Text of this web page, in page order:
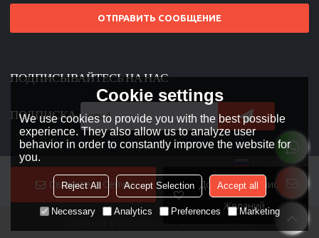
Свяжитесь Сейчас
Добавить В Список
Желаний
ОТПРАВИТЬ СООБЩЕНИЕ
ПОДПИСЫВАЙТЕСЬ НА НАС
ПОДПИСКА
Русский
Cookie settings
We use cookies to provide you with the best possible
experience. They also allow us to analyze user
behavior in order to constantly improve the website for
you.
Reject All Accept Selection Accept all
Necessary Analytics Preferences Marketing